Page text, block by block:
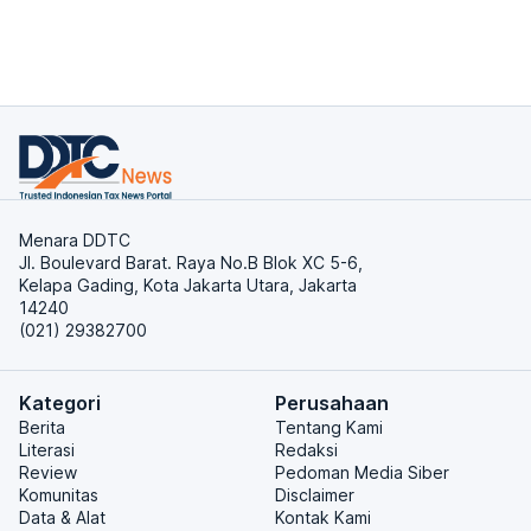
Menara DDTC
Jl. Boulevard Barat. Raya No.B Blok XC 5-6,
Kelapa Gading, Kota Jakarta Utara, Jakarta
14240
(021) 29382700
Kategori
Berita
Literasi
Review
Komunitas
Data & Alat
Perusahaan
Tentang Kami
Redaksi
Pedoman Media Siber
Disclaimer
Kontak Kami